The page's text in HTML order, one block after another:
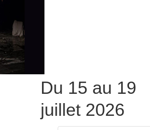
Du 15 au 19
juillet 2026